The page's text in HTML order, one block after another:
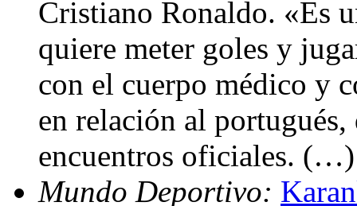
Cristiano Ronaldo. «Es
quiere meter goles y
con el cuerpo médico y
en relación al
encuentros oficiales. (…)
Mundo Deportivo: